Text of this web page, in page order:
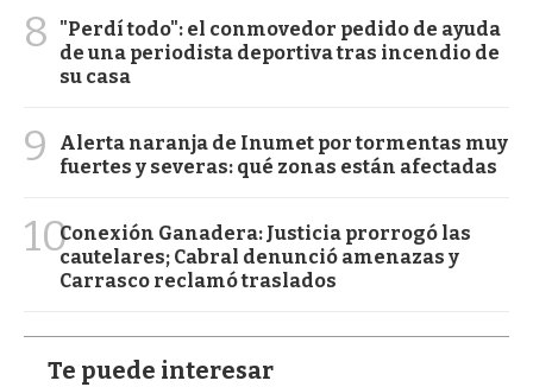
8
"Perdí todo": el conmovedor pedido de ayuda
de una periodista deportiva tras incendio de
su casa
9
Alerta naranja de Inumet por tormentas muy
fuertes y severas: qué zonas están afectadas
10Conexión Ganadera: Justicia prorrogó las
cautelares; Cabral denunció amenazas y
Carrasco reclamó traslados
Te puede interesar